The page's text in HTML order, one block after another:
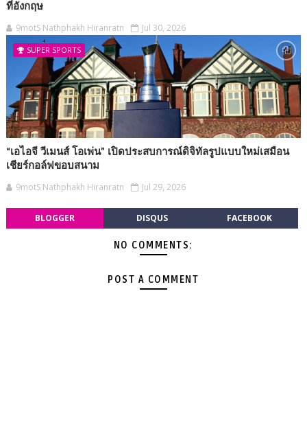
ที่อังกฤษ
9motS Nathphakh Hiranratn Jul 30, 2026
SUPER SPORTS
“เอไอจี วีเมนส์ โอเพ่น” เปิดประสบการณ์ดิจิทัลรูปแบบใหม่เสมือน
เชียร์กอล์ฟขอบสนาม
9motS Nathphakh Hiranratn Jul 29, 2026
BLOGGER DISQUS FACEBOOK
NO COMMENTS:
POST A COMMENT